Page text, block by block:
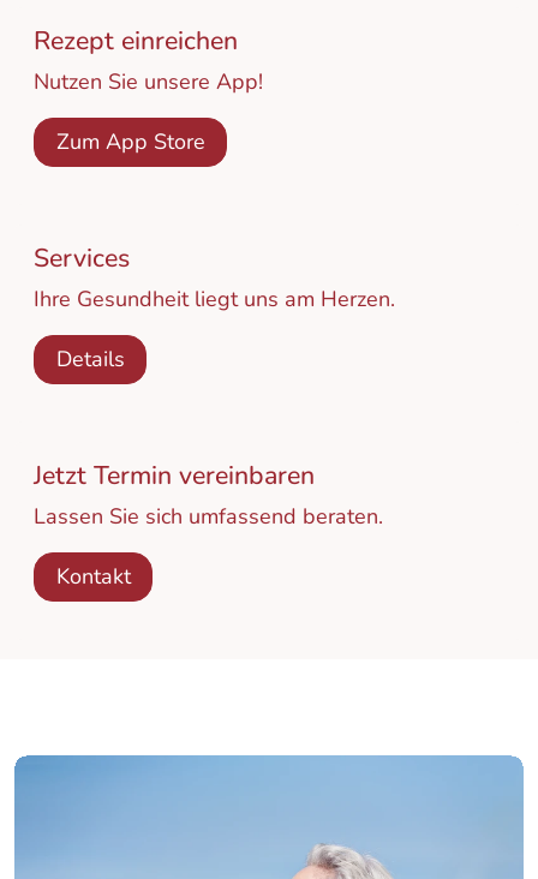
Rezept einreichen
Nutzen Sie unsere App!
Zum App Store
Services
Ihre Gesundheit liegt uns am Herzen.
Details
Jetzt Termin vereinbaren
Lassen Sie sich umfassend beraten.
Kontakt